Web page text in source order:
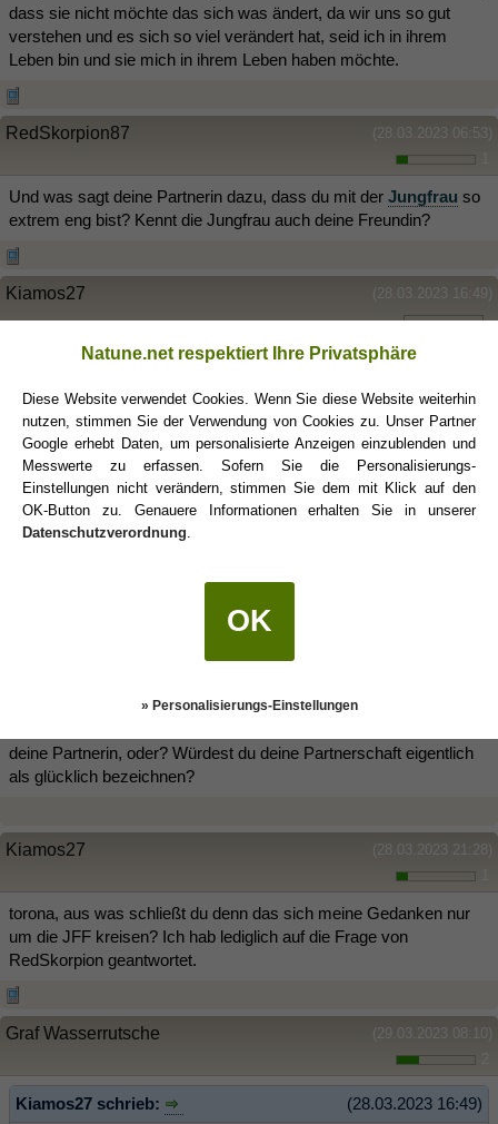
dass sie nicht möchte das sich was ändert, da wir uns so gut
verstehen und es sich so viel verändert hat, seid ich in ihrem
Leben bin und sie mich in ihrem Leben haben möchte.
(28.03.2023 06:53)
RedSkorpion87
Und was sagt deine Partnerin dazu, dass du mit der Jungfrau so
extrem eng bist? Kennt die Jungfrau auch deine Freundin?
(28.03.2023 16:49)
Kiamos27
RedSkorpion, ja die kennen sich. Wir waren einmal beim
die sie extra für mich macht. Also sie backt und bringt mir was mit
oder macht mir nen Tee oder oder oder. Diese Aufmerksamkeiten.
(28.03.2023 18:51)
Floris
RedSkorpion, ja die kennen sich. Wir waren einmal beim
Abendessen und einmal Eis essen. Sie irritiert nur diese Sachen
Aufmerksamkeiten.
deine Partnerin, oder? Würdest du deine Partnerschaft eigentlich
als glücklich bezeichnen?
(28.03.2023 21:28)
Kiamos27
torona, aus was schließt du denn das sich meine Gedanken nur
um die JFF kreisen? Ich hab lediglich auf die Frage von
RedSkorpion geantwortet.
(29.03.2023 08:10)
Graf Wasserrutsche
(28.03.2023 16:49)
Kiamos27 schrieb:
Natune.net respektiert Ihre Privatsphäre
Diese Website verwendet Cookies. Wenn Sie diese Website weiterhin
nutzen, stimmen Sie der Verwendung von Cookies zu. Unser Partner
Google erhebt Daten, um personalisierte Anzeigen einzublenden und
Messwerte zu erfassen. Sofern Sie die Personalisierungs-
Einstellungen nicht verändern, stimmen Sie dem mit Klick auf den
OK-Button zu. Genauere Informationen erhalten Sie in unserer
Datenschutzverordnung.
OK
» Personalisierungs-Einstellungen